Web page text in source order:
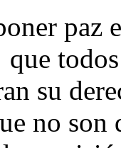
paz
su
no